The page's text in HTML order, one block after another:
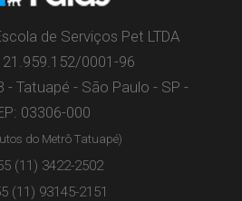
de Serviços Pet LTDA
21.959.152/0001-96
- Tatuapé - São Paulo - SP -
03306-000
do Metrô Tatuapé)
(11) 3422-2502
(11) 93145-2151